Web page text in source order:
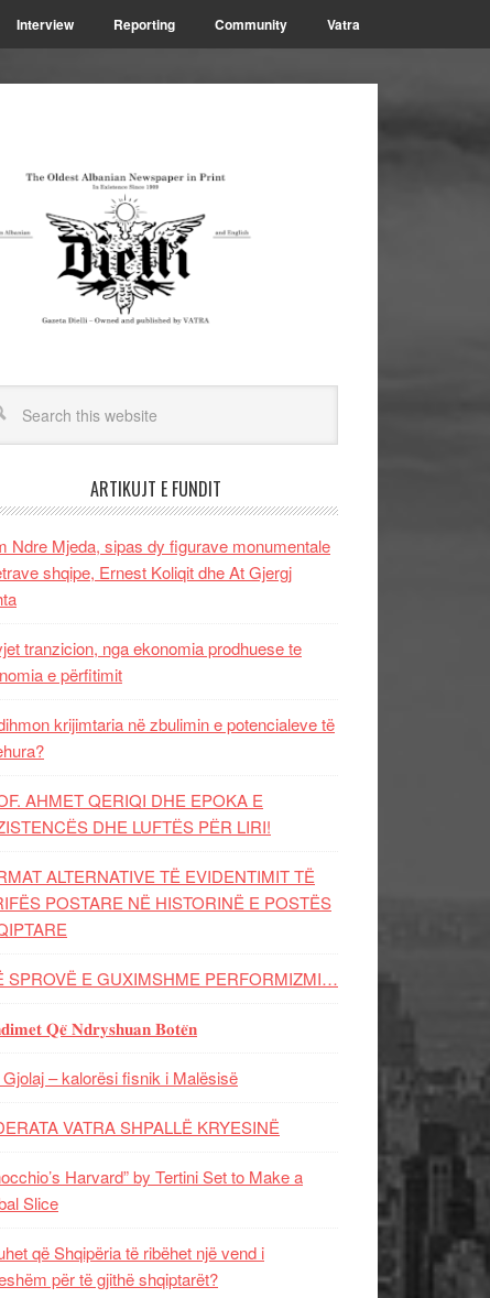
Interview Reporting Community Vatra
ARTIKUJT E FUNDIT
Ndre Mjeda, sipas dy figurave monumentale
shqipe, Ernest Koliqit dhe At Gjergj
tranzicion, nga ekonomia prodhuese te
e përfitimit
krijimtaria në zbulimin e potencialeve të
AHMET QERIQI DHE EPOKA E
DHE LUFTЁS PЁR LIRI!
ALTERNATIVE TË EVIDENTIMIT TË
POSTARE NË HISTORINË E POSTËS
SPROVË E GUXIMSHME PERFORMIZMI…
𝐐𝐞̈ 𝐍𝐝𝐫𝐲𝐬𝐡𝐮𝐚𝐧 𝐁𝐨𝐭𝐞̈𝐧
– kalorësi fisnik i Malësisë
VATRA SHPALLË KRYESINË
Harvard” by Tertini Set to Make a
Slice
që Shqipëria të ribëhet një vend i
për të gjithë shqiptarët?